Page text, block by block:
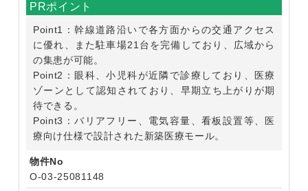
PRポイント
Point1：幹線道路沿いで各方面からの交通アクセス
に優れ、また駐車場21台を完備しており、広域から
の集患が可能。
Point2：眼科、小児科が近隣で診療しており、医療
ゾーンとして認知されており、早期立ち上がりが期
待できる。
Point3：バリアフリー、電気容量、看板設置等、医
療向け仕様で設計された新築医療モール。
物件No
O-03-25081148